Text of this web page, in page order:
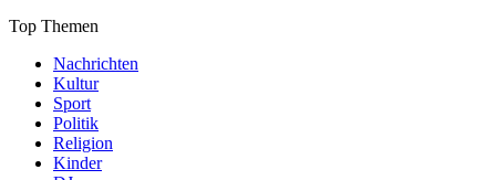
Top Themen
Nachrichten
Kultur
Sport
Politik
Religion
Kinder